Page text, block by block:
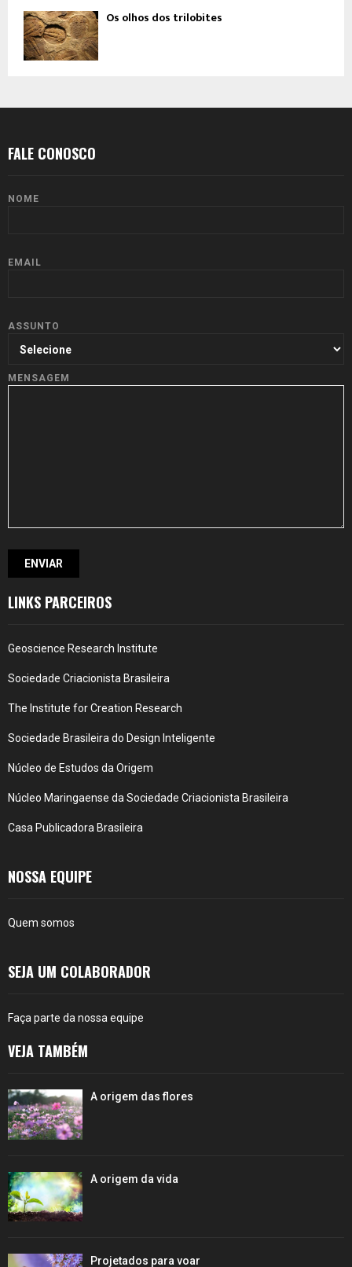
Os olhos dos trilobites
FALE CONOSCO
NOME
EMAIL
ASSUNTO
MENSAGEM
LINKS PARCEIROS
Geoscience Research Institute
Sociedade Criacionista Brasileira
The Institute for Creation Research
Sociedade Brasileira do Design Inteligente
Núcleo de Estudos da Origem
Núcleo Maringaense da Sociedade Criacionista Brasileira
Casa Publicadora Brasileira
NOSSA EQUIPE
Quem somos
SEJA UM COLABORADOR
Faça parte da nossa equipe
VEJA TAMBÉM
A origem das flores
A origem da vida
Projetados para voar